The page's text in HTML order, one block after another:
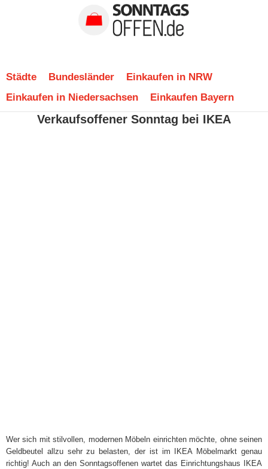
Städte Bundesländer
Einkaufen in NRW
Einkaufen in Niedersachsen
Einkaufen Bayern
Verkaufsoffener Sonntag bei IKEA
Wer sich mit stilvollen, modernen Möbeln einrichten möchte, ohne seinen
Geldbeutel allzu sehr zu belasten, der ist im IKEA Möbelmarkt genau
richtig! Auch an den Sonntagsoffenen wartet das Einrichtungshaus IKEA